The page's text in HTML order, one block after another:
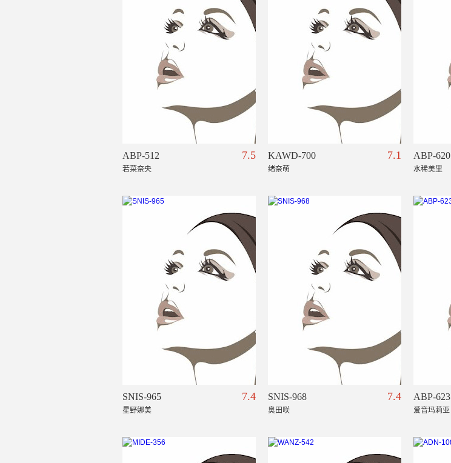
ABP-512 7.5
若菜奈央
KAWD-700 7.1
绪奈萌
ABP-620
水稀美里
SNIS-965 7.4
星野娜美
SNIS-968 7.4
奥田咲
ABP-623
爱音玛莉亚